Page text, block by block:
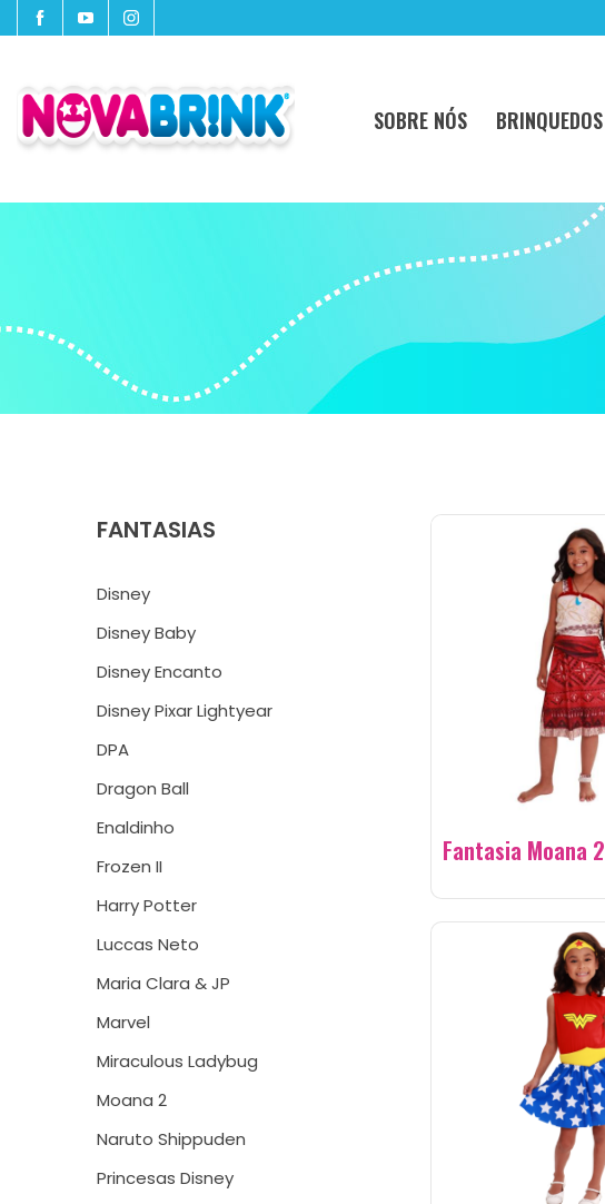
SOBRE NÓS BRINQUEDOS
FANTASIAS
Disney
Disney Baby
Disney Encanto
Disney Pixar Lightyear
DPA
Dragon Ball
Enaldinho
Frozen II
Harry Potter
Luccas Neto
Maria Clara & JP
Marvel
Miraculous Ladybug
Moana 2
Naruto Shippuden
Princesas Disney
Fantasia Moana 2